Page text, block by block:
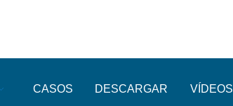
CASOS DESCARGAR VÍDEOS